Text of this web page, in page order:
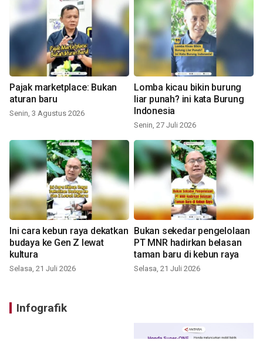
Pajak marketplace: Bukan
aturan baru
Senin, 3 Agustus 2026
Lomba kicau bikin burung
liar punah? ini kata Burung
Indonesia
Senin, 27 Juli 2026
Ini cara kebun raya dekatkan
budaya ke Gen Z lewat
kultura
Selasa, 21 Juli 2026
Bukan sekedar pengelolaan
PT MNR hadirkan belasan
taman baru di kebun raya
Selasa, 21 Juli 2026
Infografik